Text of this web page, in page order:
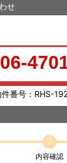
せ
06-
件番号：RHS-
2
内容確認